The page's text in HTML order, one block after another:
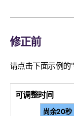
修正前
请点击下面示例的"
尚余20秒
可调整时间